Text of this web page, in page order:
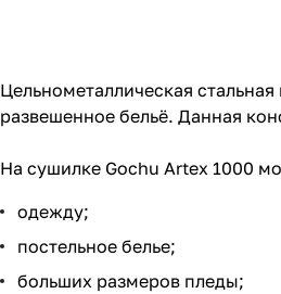
Цельнометаллическая
развешенное бельё. Данная
На сушилке Gochu Artex 1000
одежду;
постельное белье;
больших размеров пледы;